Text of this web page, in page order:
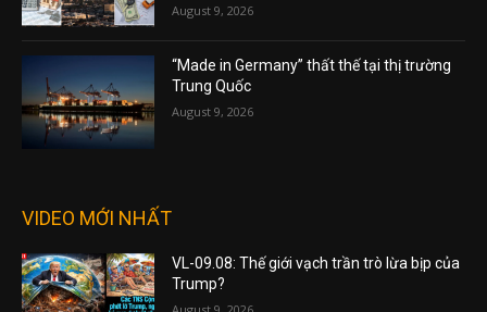
August 9, 2026
“Made in Germany” thất thế tại thị trường
Trung Quốc
August 9, 2026
VIDEO MỚI NHẤT
VL-09.08: Thế giới vạch trần trò lừa bịp của
Trump?